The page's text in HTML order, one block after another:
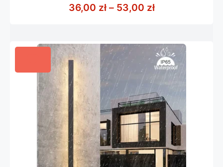
5
36,00 zł – 53,00 złZakres cen: